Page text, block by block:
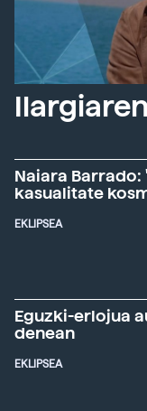
Naiara Barrado:
kasualitate
EKLIPSEA
Eguzki-erlojua
denean
EKLIPSEA